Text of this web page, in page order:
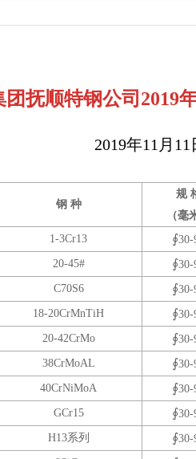
团抚顺特钢公司2019
2019年11月11
钢 种
规
（毫
1-3Cr13 ∮30-
20-45# ∮30-
C70S6 ∮30-
18-20CrMnTiH ∮30-
20-42CrMo ∮30-
38CrMoAL ∮30-
40CrNiMoA ∮30-
GCr15 ∮30-
H13系列 ∮30-